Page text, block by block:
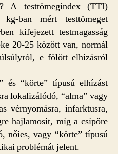
A testtömegindex (TTI)
ban mért testtömeget
kifejezett testmagasság
20-25 között van, normál
e fölött elhízásról
és “körte” típusú elhízást
lokalizálódó, “alma” vagy
vérnyomásra, infarktusra,
hajlamosít, míg a csípőre
nőies, vagy “körte” típusú
problémát jelent.